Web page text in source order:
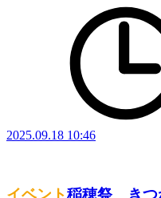
2025.09.18 10:46
イベント稲穂祭 きつ